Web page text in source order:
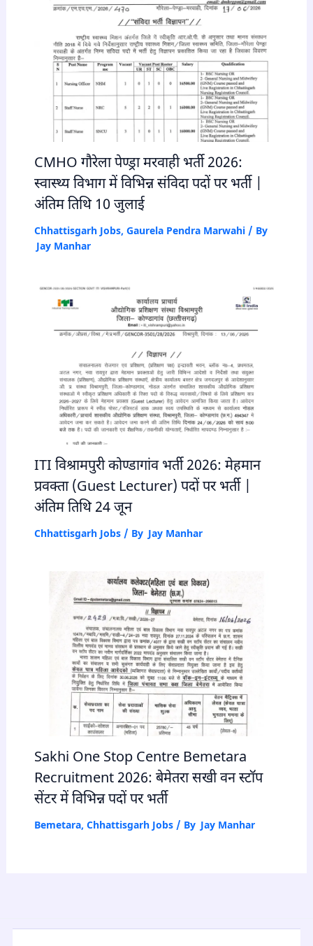
CMHO गौरेला पेण्ड्रा मरवाही भर्ती 2026:
स्वास्थ्य विभाग में विभिन्न संविदा पदों पर भर्ती |
अंतिम तिथि 10 जुलाई
Chhattisgarh Jobs, Gaurela Pendra Marwahi/ By
Jay Manhar
ITI विश्रामपुरी कोण्डागांव भर्ती 2026: मेहमान
प्रवक्ता (Guest Lecturer) पदों पर भर्ती |
अंतिम तिथि 24 जून
Chhattisgarh Jobs/ By Jay Manhar
Sakhi One Stop Centre Bemetara
Recruitment 2026: बेमेतरा सखी वन स्टॉप
सेंटर में विभिन्न पदों पर भर्ती
Bemetara, Chhattisgarh Jobs/ By Jay Manhar